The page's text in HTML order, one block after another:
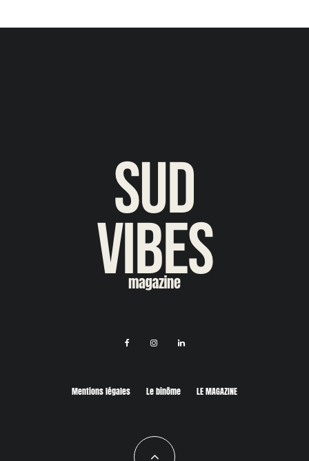
Mentions légales Le binôme LE MAGAZINE